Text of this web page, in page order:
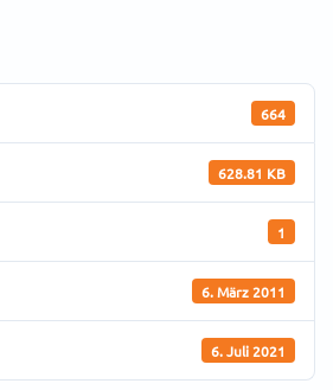
664
628.81 KB
1
6. März 2011
6. Juli 2021